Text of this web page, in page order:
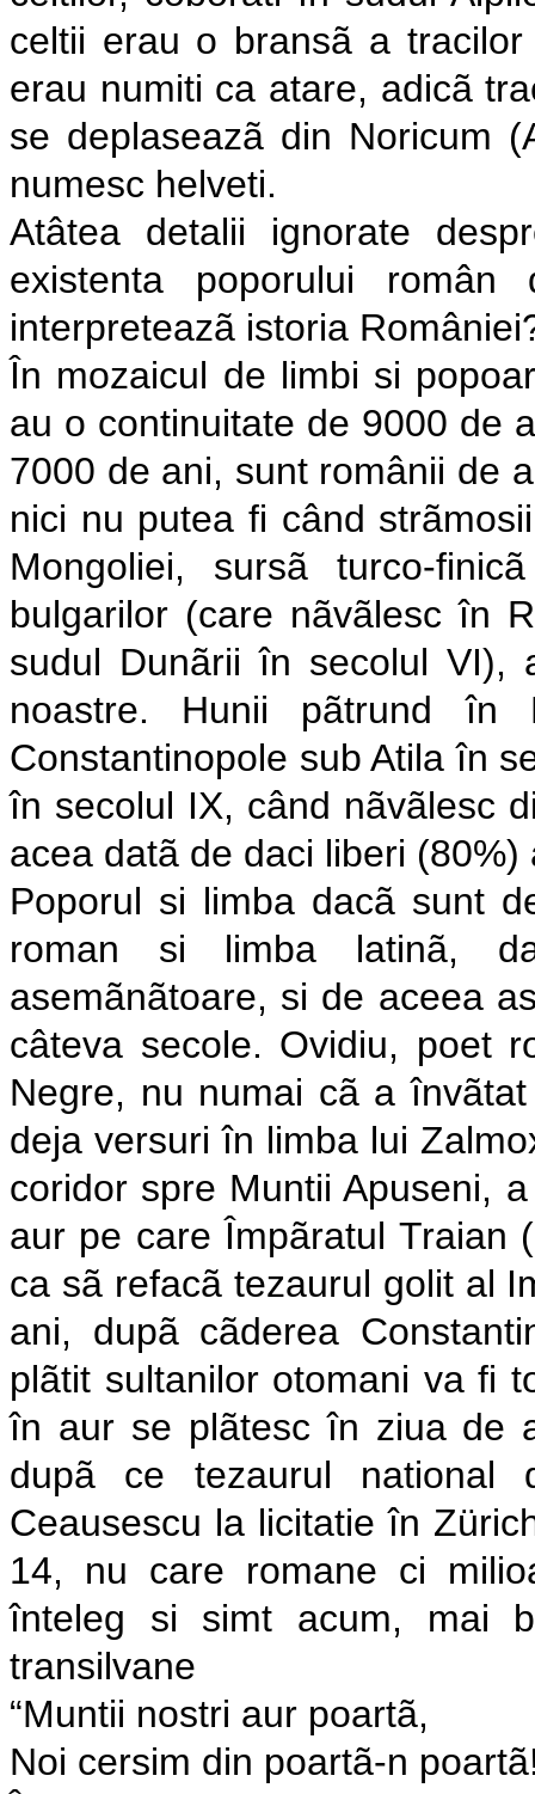
celtii erau o bransã a
erau numiti ca atare, adicã
se deplaseazã din Noricum
numesc helveti.
Atâtea detalii ignorate
existenta poporului
interpreteazã istoria
În mozaicul de limbi si
au o continuitate de 9000 de
7000 de ani, sunt românii de
nici nu putea fi când
Mongoliei, sursã turco-
bulgarilor (care nãvãlesc în
sudul Dunãrii în secolul VI),
noastre. Hunii pãtrund
Constantinopole sub Atila în
în secolul IX, când nãvãlesc
acea datã de daci liberi
Poporul si limba dacã sunt
roman si limba latinã,
asemãnãtoare, si de aceea
câteva secole. Ovidiu, poet
Negre, nu numai cã a
deja versuri în limba lui
coridor spre Muntii Apuseni,
aur pe care Împãratul Traian
ca sã refacã tezaurul golit al
ani, dupã cãderea
plãtit sultanilor otomani va fi
în aur se plãtesc în ziua de
dupã ce tezaurul
Ceausescu la licitatie în
14, nu care romane ci
înteleg si simt acum, mai
transilvane
“Muntii nostri aur poartã,
Noi cersim din poartã-n